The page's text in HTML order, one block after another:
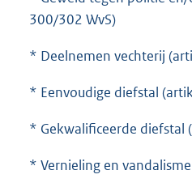
300/302 WvS)
* Deelnemen vechterij
* Eenvoudige diefstal
* Gekwalificeerde diefstal
* Vernieling en